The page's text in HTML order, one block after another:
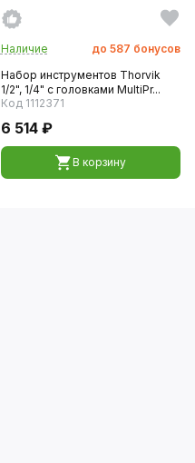
Наличие до 587 бонусов
Набор инструментов Thorvik
1/2", 1/4" с головками MultiPr...
Код 1112371
6 514 ₽
В корзину